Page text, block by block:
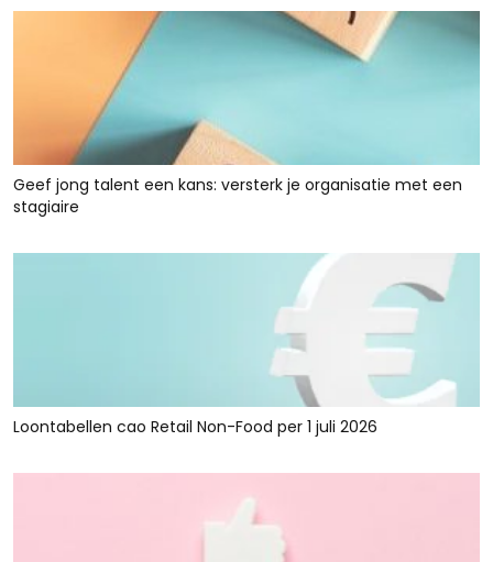
Geef jong talent een kans: versterk je organisatie met een
stagiaire
Loontabellen cao Retail Non-Food per 1 juli 2026